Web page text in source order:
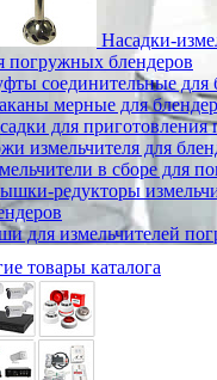
Насадки-
погружных блендеров
соединительные для
мерные для
для приготовления
измельчителя для
в сборе для
редукторы
для измельчителей
товары каталога